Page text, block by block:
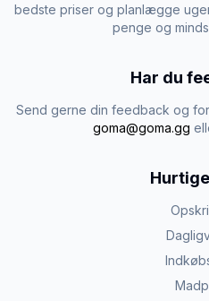
bedste priser og planlægge
penge og
Har du
Send gerne din feedback og
goma@goma.gg